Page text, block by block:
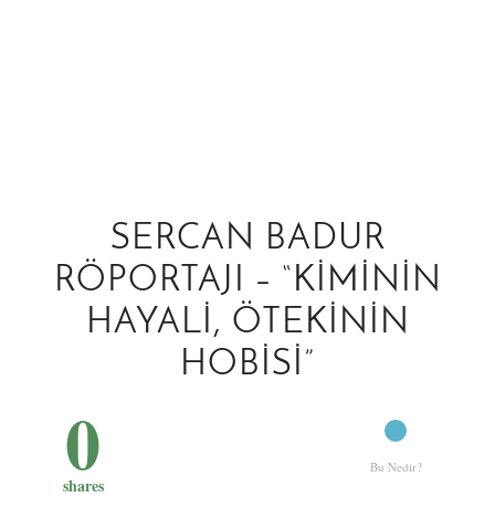
SERCAN BADUR
RÖPORTAJI – “KIMININ
HAYALI, ÖTEKININ
HOBISI”
0
shares
Bu Nedir?